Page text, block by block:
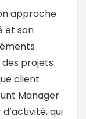
approche
et son
projets
client
Manager
qui